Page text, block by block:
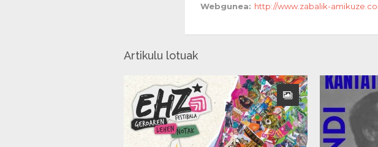
Webgunea: http://www.zabalik-
Artikulu lotuak